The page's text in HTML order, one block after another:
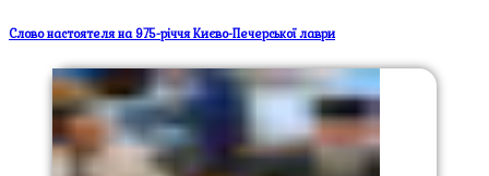
Слово настоятеля на 975-річчя Києво-Печерської лаври